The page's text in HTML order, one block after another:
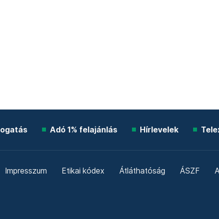
Adó 1% felajánlás Hírlevelek
Impresszum Etikai kódex Átláthatóság ÁSZF